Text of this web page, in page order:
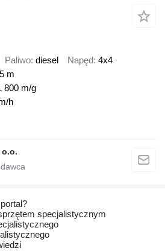
Paliwo diesel Napęd 4x4
m
800 m/g
h
o.o.
specjalistycznym